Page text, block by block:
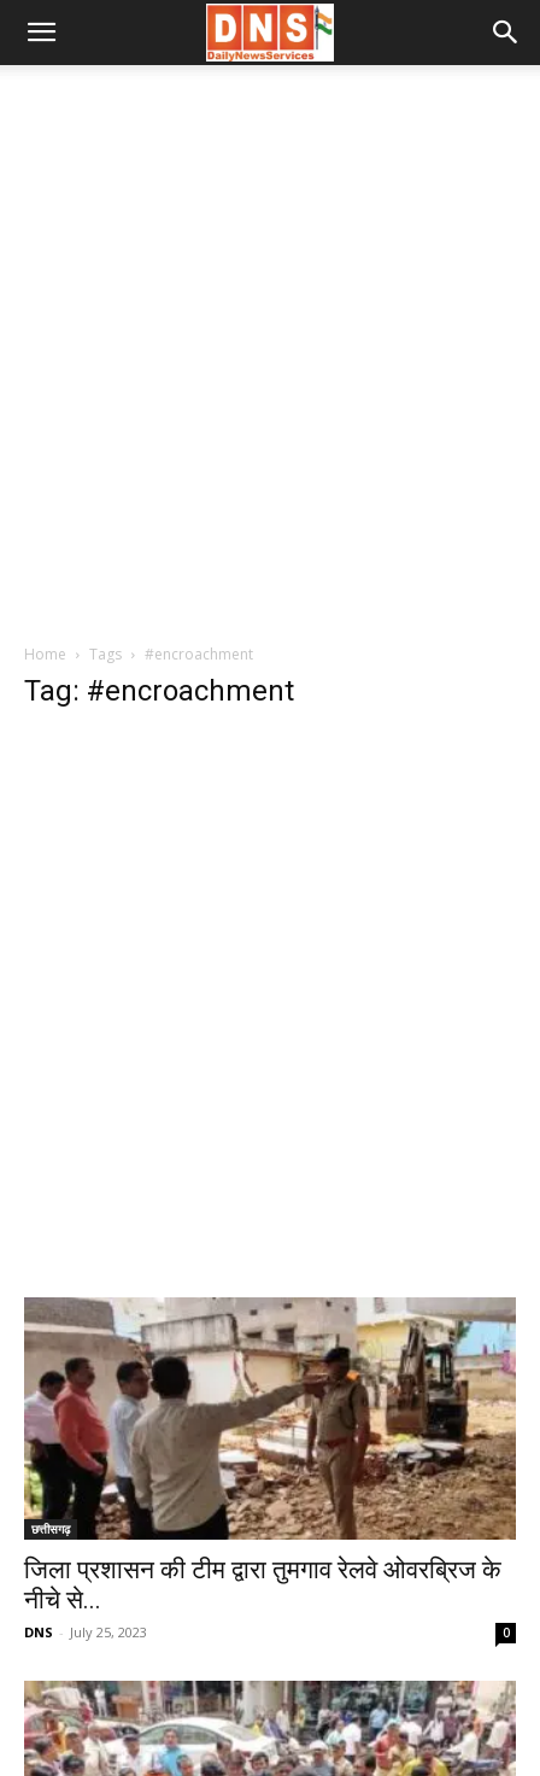
Home Tags #encroachment
Tag: #encroachment
छत्तीसगढ़
जिला प्रशासन की टीम द्वारा तुमगाव रेलवे ओवरब्रिज के
नीचे से...
DNS - July 25, 2023 0